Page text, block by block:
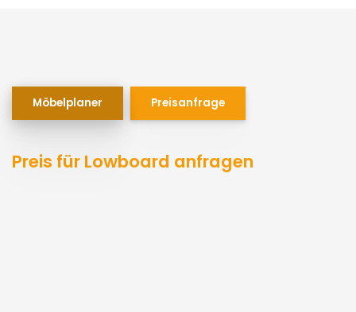
Möbelplaner Preisanfrage
Preis für Lowboard anfragen